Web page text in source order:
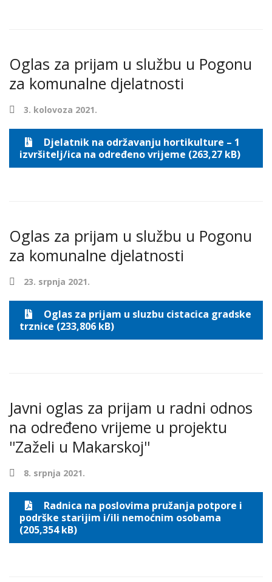
Oglas za prijam u službu u Pogonu
za komunalne djelatnosti
3. kolovoza 2021.
Djelatnik na održavanju hortikulture – 1
izvršitelj/ica na određeno vrijeme (263,27 kB)
Oglas za prijam u službu u Pogonu
za komunalne djelatnosti
23. srpnja 2021.
Oglas za prijam u sluzbu cistacica gradske
trznice (233,806 kB)
Javni oglas za prijam u radni odnos
na određeno vrijeme u projektu
''Zaželi u Makarskoj''
8. srpnja 2021.
Radnica na poslovima pružanja potpore i
podrške starijim i/ili nemoćnim osobama
(205,354 kB)